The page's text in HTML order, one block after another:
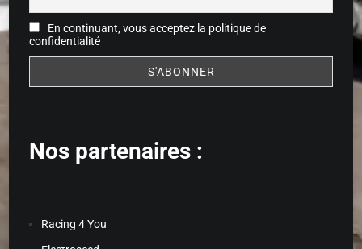
En continuant, vous acceptez la politique de
confidentialité
Nos partenaires :
Racing 4 You